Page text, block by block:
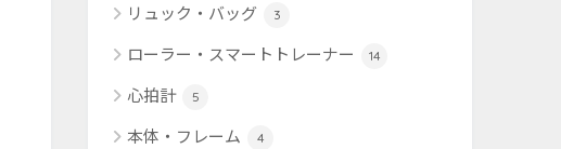
リュック・バッグ 3
ローラー・スマートトレーナー 14
心拍計 5
本体・フレーム 4